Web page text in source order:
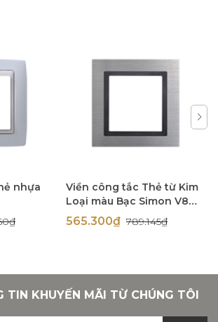
nhựa
Viền công tắc Thẻ từ Kim
Loại màu Bạc Simon V8
80815-42
565.300₫ 789.145₫
TIN KHUYẾN MÃI TỪ CHÚNG TÔI